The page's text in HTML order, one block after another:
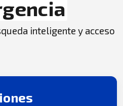
inteligente y acceso